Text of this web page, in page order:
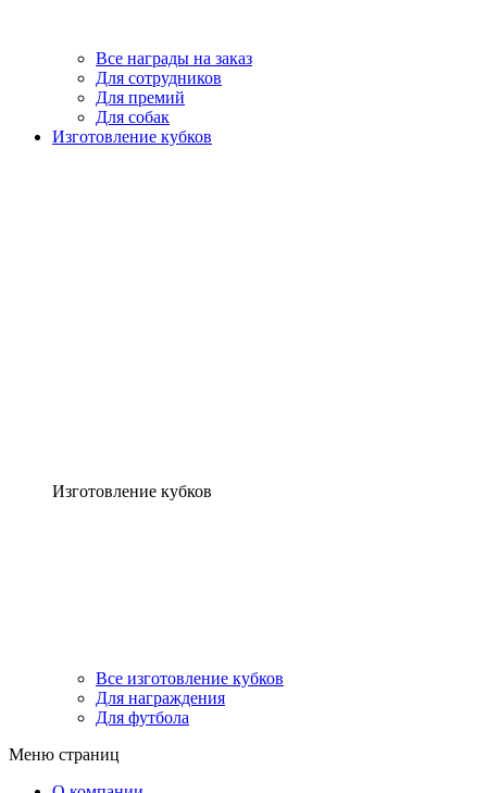
Все награды на заказ
Для сотрудников
Для премий
Для собак
Изготовление кубков
Изготовление кубков
Все изготовление кубков
Для награждения
Для футбола
Меню страниц